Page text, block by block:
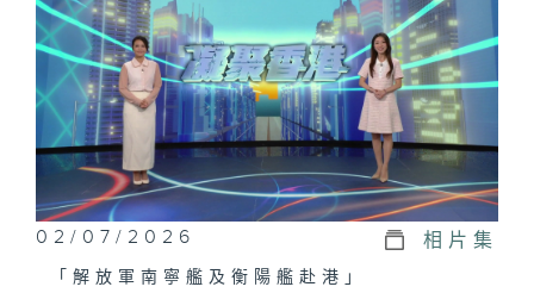
02/07/2026 相片集
「解放軍南寧艦及衡陽艦赴港」